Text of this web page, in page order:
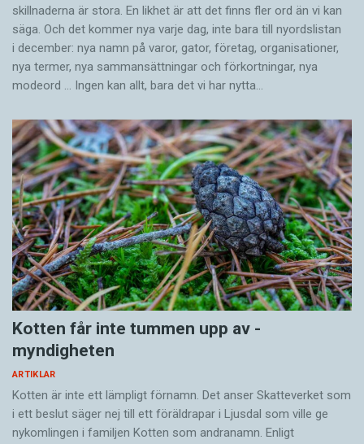
skillnaderna är stora. En likhet är att det finns fler ord än vi kan
säga. Och det kommer nya varje dag, inte bara till nyordslistan
i december: nya namn på varor, gator, företag, organisationer,
nya termer, nya samman­sättningar och förkortningar, nya
modeord … Ingen kan allt, bara det vi har nytta…
Kotten får inte tummen upp av ­
myndigheten
ARTIKLAR
Kotten är inte ett lämpligt förnamn. Det anser Skatte­verket som
i ett beslut säger nej till ett föräldra­par i Ljusdal som ville ge
nykomlingen i familjen Kotten som andranamn. Enligt